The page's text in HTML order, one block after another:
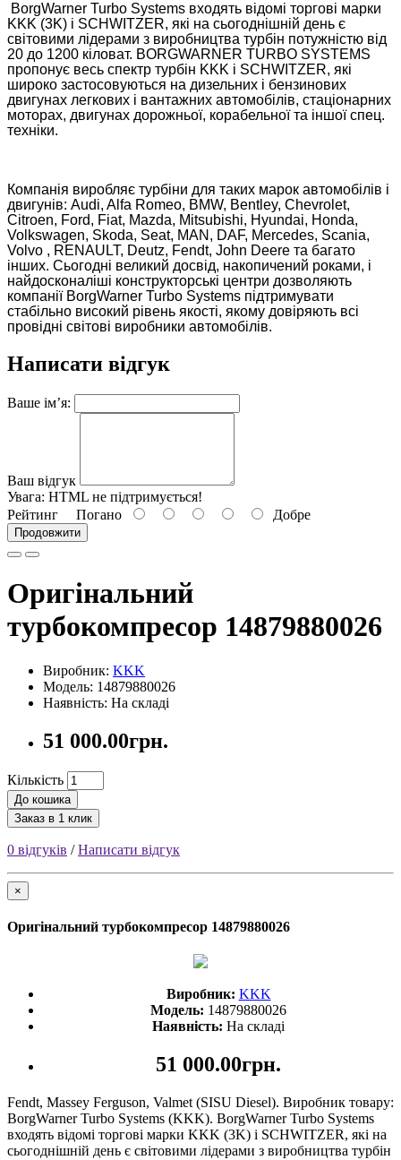
BorgWarner Turbo Systems входять відомі торгові марки
KKK (3K) і SCHWITZER, які на сьогоднішній день є
світовими лідерами з виробництва турбін потужністю від
20 до 1200 кіловат. BORGWARNER TURBO SYSTEMS
пропонує весь спектр турбін KKK і SCHWITZER, які
широко застосовуються на дизельних і бензинових
двигунах легкових і вантажних автомобілів, стаціонарних
моторах, двигунах дорожньої, корабельної та іншої спец.
техніки.
Компанія виробляє турбіни для таких марок автомобілів і
двигунів: Audi, Alfa Romeo, BMW, Bentley, Chevrolet,
Citroen, Ford, Fiat, Mazda, Mitsubishi, Hyundai, Honda,
Volkswagen, Skoda, Seat, MAN, DAF, Mercedes, Scania,
Volvo , RENAULT, Deutz, Fendt, John Deere та багато
інших. Сьогодні великий досвід, накопичений роками, і
найдосконаліші конструкторські центри дозволяють
компанії BorgWarner Turbo Systems підтримувати
стабільно високий рівень якості, якому довіряють всі
провідні світові виробники автомобілів.
Написати відгук
Ваше ім’я:
Ваш відгук
Увага: HTML не підтримується!
Рейтинг Погано Добре
Продовжити
Оригінальний
турбокомпресор 14879880026
Виробник: KKK
Модель: 14879880026
Наявність: На складі
51 000.00грн.
Кількість
До кошика
Заказ в 1 клик
0 відгуків /Написати відгук
×
Оригінальний турбокомпресор 14879880026
Виробник: KKK
Модель: 14879880026
Наявність: На складі
51 000.00грн.
Fendt, Massey Ferguson, Valmet (SISU Diesel). Виробник товару:
BorgWarner Turbo Systems (KKK). BorgWarner Turbo Systems
входять відомі торгові марки KKK (3K) і SCHWITZER, які на
сьогоднішній день є світовими лідерами з виробництва турбін